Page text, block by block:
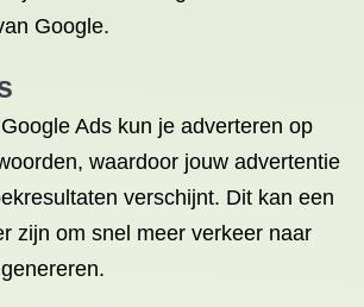
Google.
Ads kun je adverteren op
waardoor jouw advertentie
verschijnt. Dit kan een
zijn om snel meer verkeer naar